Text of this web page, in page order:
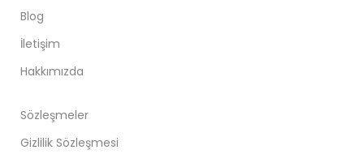
Blog
İletişim
Hakkımızda
Sözleşmeler
Gizlilik Sözleşmesi